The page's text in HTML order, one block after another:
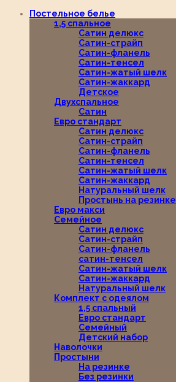
Постельное белье
1,5 спальное
Сатин делюкс
Сатин-страйп
Сатин-фланель
Сатин-тенсел
Сатин-жатый шелк
Сатин-жаккард
Детское
Двухспальное
Сатин
Евро стандарт
Сатин делюкс
Сатин-страйп
Сатин-фланель
Сатин-тенсел
Сатин-жатый шелк
Сатин-жаккард
Натуральный шелк
Простынь на резинке
Евро макси
Семейное
Сатин делюкс
Сатин-страйп
Сатин-фланель
сатин-тенсел
Сатин-жатый шелк
Сатин-жаккард
Натуральный шелк
Комплект с одеялом
1,5 спальный
Евро стандарт
Семейный
Детский набор
Наволочки
Простыни
На резинке
Без резинки